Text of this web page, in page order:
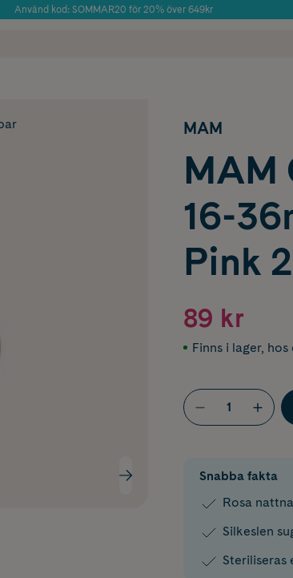
Använd kod: SOMMAR20 för 20% över 649kr
MAM
MAM
16-
Pink
89 kr
Finns i lager, hos
Snabba fakta
Rosa
Silkeslen
Steriliseras